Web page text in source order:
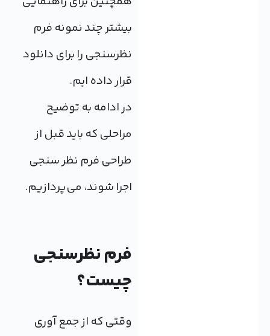
بیشتر چند نمونه فرم
نظرسنجی را برای دانلود
قرار داده ایم.
در ادامه به توضیح
مراحلی که باید قبل از
طراحی فرم نظر سنجی
اجرا شوند، می‌پردازیم.
فرم نظرسنجی
چیست؟
وقتی که از جمع‌ آوری